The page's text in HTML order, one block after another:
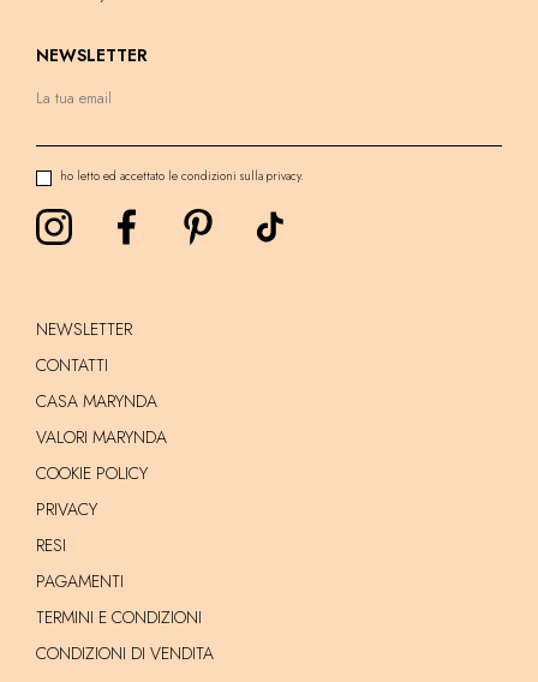
NEWSLETTER
ho letto ed accettato le condizioni sulla privacy.
NEWSLETTER
CONTATTI
CASA MARYNDA
VALORI MARYNDA
COOKIE POLICY
PRIVACY
RESI
PAGAMENTI
TERMINI E CONDIZIONI
CONDIZIONI DI VENDITA